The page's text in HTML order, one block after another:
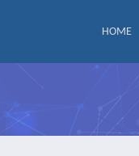
HOME